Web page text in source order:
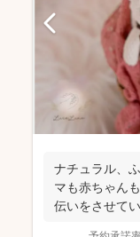
ナチュラル、
マも赤ちゃん
伝いをさせて